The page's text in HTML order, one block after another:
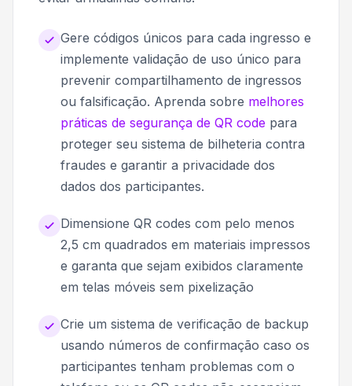
Gere códigos únicos para cada ingresso e
implemente validação de uso único para
prevenir compartilhamento de ingressos
ou falsificação. Aprenda sobre melhores
práticas de segurança de QR code para
proteger seu sistema de bilheteria contra
fraudes e garantir a privacidade dos
dados dos participantes.
Dimensione QR codes com pelo menos
2,5 cm quadrados em materiais impressos
e garanta que sejam exibidos claramente
em telas móveis sem pixelização
Crie um sistema de verificação de backup
usando números de confirmação caso os
participantes tenham problemas com o